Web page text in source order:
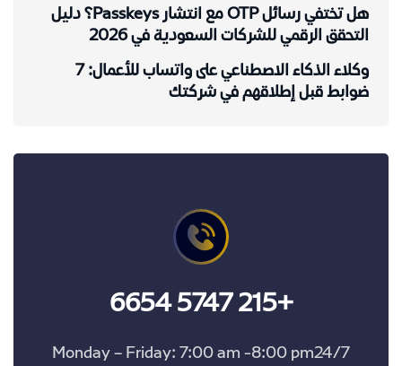
هل تختفي رسائل OTP مع انتشار Passkeys؟ دليل
التحقق الرقمي للشركات السعودية في 2026
وكلاء الذكاء الاصطناعي على واتساب للأعمال: 7
ضوابط قبل إطلاقهم في شركتك
+215 5747 6654
Monday – Friday: 7:00 am -8:00 pm24/7